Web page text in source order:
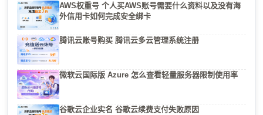
AWS权重号 个人买AWS账号需要什么资料以及没有海
外信用卡如何完成安全绑卡
腾讯云账号购买 腾讯云多云管理系统注册
微软云国际版 Azure 怎么查看轻量服务器限制使用率
谷歌云企业实名 谷歌云续费支付失败原因